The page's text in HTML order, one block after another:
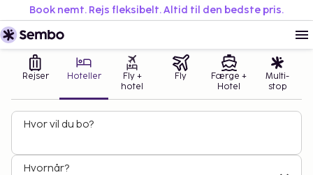
Book nemt. Rejs fleksibelt. Altid til den bedste pris.
Rejser Hoteller
Fly +
hotel
Fly
Færge +
Hotel
Multi-
stop
Hvor vil du bo?
Hvornår?